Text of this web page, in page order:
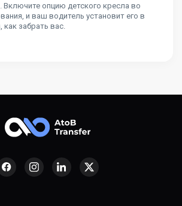
Включите опцию детского кресла во
и ваш водитель установит его в
как забрать вас.